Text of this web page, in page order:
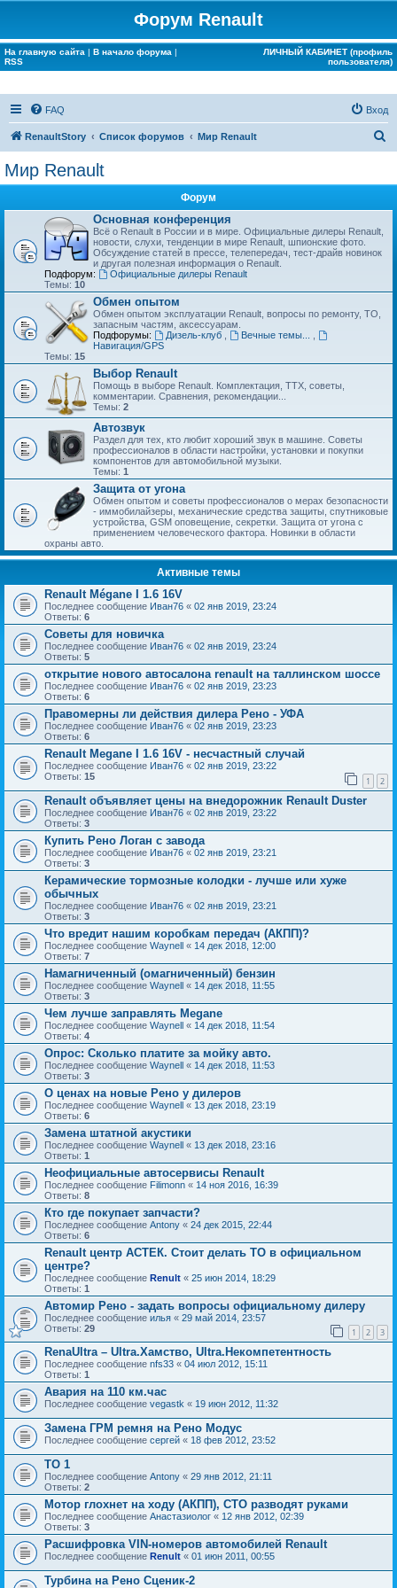
Форум Renault
На главную сайта | В начало форума |
RSS
ЛИЧНЫЙ КАБИНЕТ (профиль
пользователя)
FAQ Вход
RenaultStory Список форумов Мир Renault
Мир Renault
Форум
Основная конференция
Всё о Renault в России и в мире. Официальные дилеры Renault,
новости, слухи, тенденции в мире Renault, шпионские фото.
Обсуждение статей в прессе, телепередач, тест-драйв новинок
и другая полезная информация о Renault.
Подфорум:
Официальные дилеры Renault
Темы: 10
Обмен опытом
Обмен опытом эксплуатации Renault, вопросы по ремонту, ТО,
запасным частям, аксессуарам.
Подфорумы:
Дизель-клуб Вечные темы...
Навигация/GPS
Темы: 15
Выбор Renault
Помощь в выборе Renault. Комплектация, ТТХ, советы,
комментарии. Сравнения, рекомендации...
Темы: 2
Автозвук
Раздел для тех, кто любит хороший звук в машине. Советы
профессионалов в области настройки, установки и покупки
компонентов для автомобильной музыки.
Темы: 1
Защита от угона
Обмен опытом и советы профессионалов о мерах безопасности
- иммобилайзеры, механические средства защиты, спутниковые
устройства, GSM оповещение, секретки. Защита от угона с
применением человеческого фактора. Новинки в области
охраны авто.
Активные темы
Renault Mégane I 1.6 16V
Последнее сообщение Иван76 « 02 янв 2019, 23:24
Ответы: 6
Советы для новичка
Последнее сообщение Иван76 « 02 янв 2019, 23:24
Ответы: 5
открытие нового автосалона renault на таллинском шоссе
Последнее сообщение Иван76 « 02 янв 2019, 23:23
Ответы: 6
Правомерны ли действия дилера Рено - УФА
Последнее сообщение Иван76 « 02 янв 2019, 23:23
Ответы: 6
Renault Megane I 1.6 16V - несчастный случай
Последнее сообщение Иван76 « 02 янв 2019, 23:22
Ответы: 15 1 2
Renault объявляет цены на внедорожник Renault Duster
Последнее сообщение Иван76 « 02 янв 2019, 23:22
Ответы: 3
Купить Рено Логан с завода
Последнее сообщение Иван76 « 02 янв 2019, 23:21
Ответы: 3
Керамические тормозные колодки - лучше или хуже
обычных
Последнее сообщение Иван76 « 02 янв 2019, 23:21
Ответы: 3
Что вредит нашим коробкам передач (АКПП)?
Последнее сообщение Waynell « 14 дек 2018, 12:00
Ответы: 7
Намагниченный (омагниченный) бензин
Последнее сообщение Waynell « 14 дек 2018, 11:55
Ответы: 3
Чем лучше заправлять Megane
Последнее сообщение Waynell « 14 дек 2018, 11:54
Ответы: 4
Опрос: Сколько платите за мойку авто.
Последнее сообщение Waynell « 14 дек 2018, 11:53
Ответы: 3
О ценах на новые Рено у дилеров
Последнее сообщение Waynell « 13 дек 2018, 23:19
Ответы: 6
Замена штатной акустики
Последнее сообщение Waynell « 13 дек 2018, 23:16
Ответы: 1
Неофициальные автосервисы Renault
Последнее сообщение Filimonn « 14 ноя 2016, 16:39
Ответы: 8
Кто где покупает запчасти?
Последнее сообщение Antony « 24 дек 2015, 22:44
Ответы: 6
Renault центр АСТЕК. Стоит делать ТО в официальном
центре?
Последнее сообщение Renult « 25 июн 2014, 18:29
Ответы: 1
Автомир Рено - задать вопросы официальному дилеру
Последнее сообщение илья « 29 май 2014, 23:57
Ответы: 29 1 2 3
RenaUltra – Ultra.Хамство, Ultra.Некомпетентность
Последнее сообщение nfs33 « 04 июл 2012, 15:11
Ответы: 1
Авария на 110 км.час
Последнее сообщение vegastk « 19 июн 2012, 11:32
Замена ГРМ ремня на Рено Модус
Последнее сообщение сергей « 18 фев 2012, 23:52
ТО 1
Последнее сообщение Antony « 29 янв 2012, 21:11
Ответы: 2
Мотор глохнет на ходу (АКПП), СТО разводят руками
Последнее сообщение Анастазиолог « 12 янв 2012, 02:39
Ответы: 3
Расшифровка VIN-номеров автомобилей Renault
Последнее сообщение Renult « 01 июн 2011, 00:55
Турбина на Рено Сценик-2